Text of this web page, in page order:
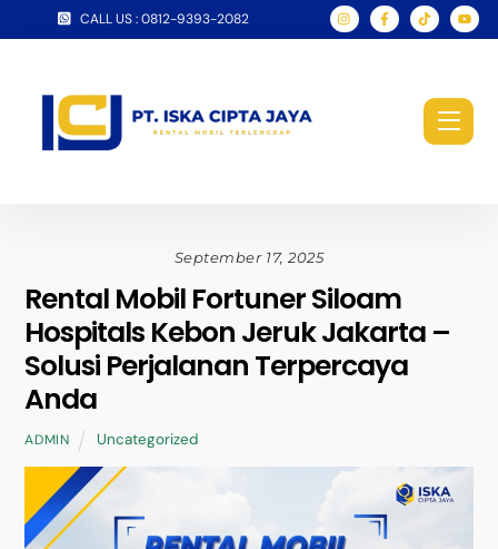
CALL US : 0812-9393-2082
September 17, 2025
Rental Mobil Fortuner Siloam
Hospitals Kebon Jeruk Jakarta –
Solusi Perjalanan Terpercaya
Anda
ADMIN Uncategorized